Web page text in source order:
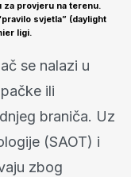
za provjeru na terenu.
svjetla” (daylight
ligi.
se nalazi u
ili
braniča. Uz
(SAOT) i
zbog